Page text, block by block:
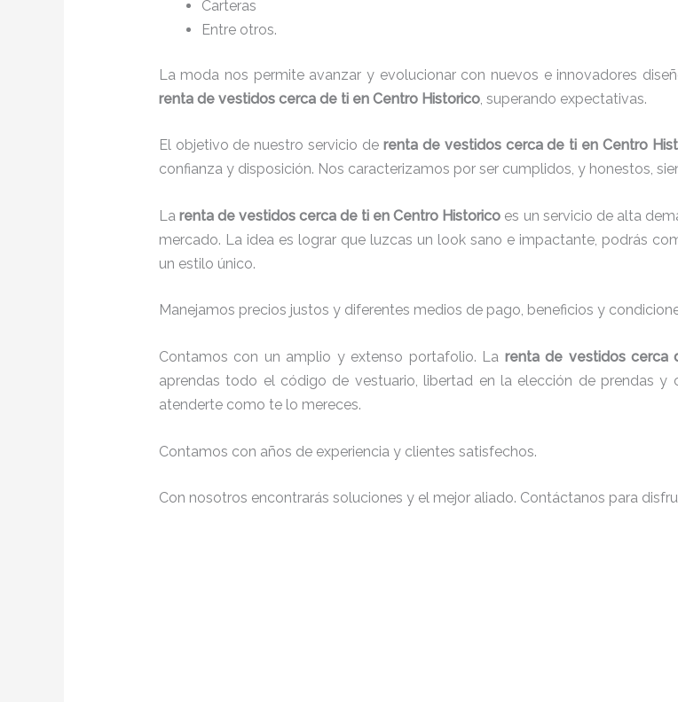
Carteras
Entre otros.
La moda nos permite avanzar y evolucionar con nuevos e innovadores
renta de vestidos cerca de ti en Centro Historico, superando expectativas.
El objetivo de nuestro servicio de renta de vestidos cerca de ti en Centro
confianza y disposición. Nos caracterizamos por ser cumplidos, y honestos,
La renta de vestidos cerca de ti en Centro Historico es un servicio de alta
mercado. La idea es lograr que luzcas un look sano e impactante, podrás
un estilo único.
Manejamos precios justos y diferentes medios de pago, beneficios y
Contamos con un amplio y extenso portafolio. La renta de vestidos cerca
aprendas todo el código de vestuario, libertad en la elección de prendas y
atenderte como te lo mereces.
Contamos con años de experiencia y clientes satisfechos.
Con nosotros encontrarás soluciones y el mejor aliado. Contáctanos para